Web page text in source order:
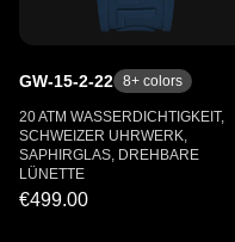
GW-15-2-22 8+ colors
20 ATM WASSERDICHTIGKEIT,
SCHWEIZER UHRWERK,
SAPHIRGLAS, DREHBARE
LÜNETTE
€499.00